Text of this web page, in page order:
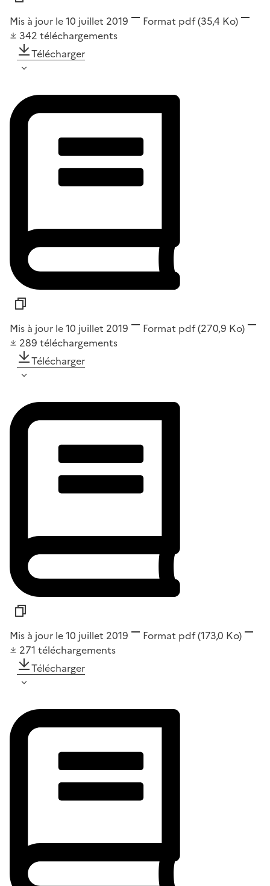
Mis à jour le 10 juillet 2019 Format pdf(35,4 Ko)
342 téléchargements
Télécharger
Mis à jour le 10 juillet 2019 Format pdf(270,9 Ko)
289 téléchargements
Télécharger
Mis à jour le 10 juillet 2019 Format pdf(173,0 Ko)
271 téléchargements
Télécharger